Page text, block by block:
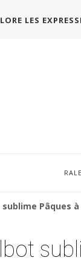
LES
Pâques